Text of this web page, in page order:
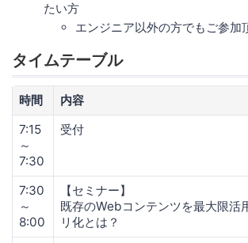
たい方
エンジニア以外の方でもご参加
タイムテーブル
時間
内容
7:15
～
7:30
受付
7:30
～
8:00
【セミナー】
既存のWebコンテンツを最大限活
リ化とは？